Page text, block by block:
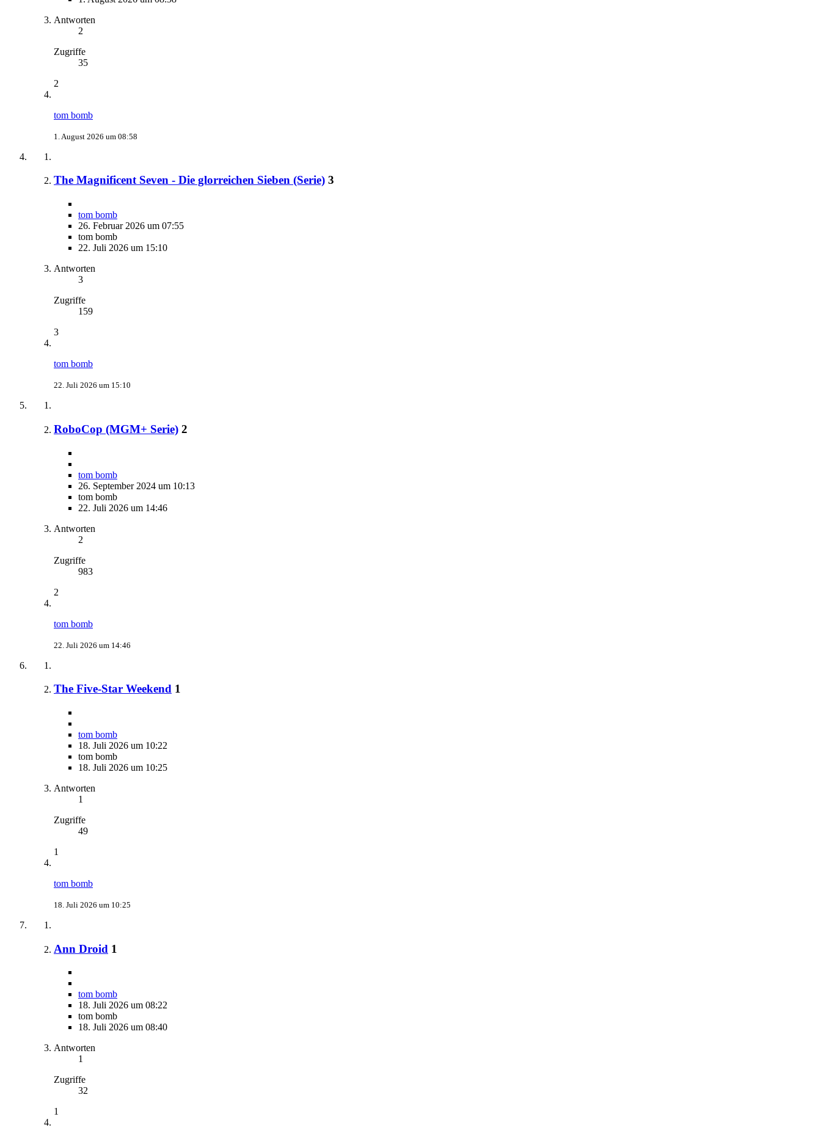
Antworten
2
Zugriffe
35
2
tom bomb
1. August 2026 um 08:58
The Magnificent Seven - Die glorreichen Sieben (Serie) 3
tom bomb
26. Februar 2026 um 07:55
tom bomb
22. Juli 2026 um 15:10
Antworten
3
Zugriffe
159
3
tom bomb
22. Juli 2026 um 15:10
RoboCop (MGM+ Serie) 2
tom bomb
26. September 2024 um 10:13
tom bomb
22. Juli 2026 um 14:46
Antworten
2
Zugriffe
983
2
tom bomb
22. Juli 2026 um 14:46
The Five-Star Weekend 1
tom bomb
18. Juli 2026 um 10:22
tom bomb
18. Juli 2026 um 10:25
Antworten
1
Zugriffe
49
1
tom bomb
18. Juli 2026 um 10:25
Ann Droid 1
tom bomb
18. Juli 2026 um 08:22
tom bomb
18. Juli 2026 um 08:40
Antworten
1
Zugriffe
32
1